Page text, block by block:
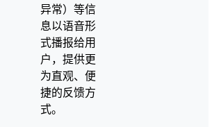
异常）等信
息以语音形
式播报给用
户，提供更
为直观、便
捷的反馈方
式。